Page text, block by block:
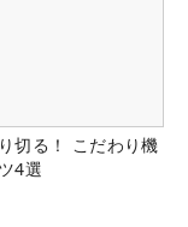
切る！ こだわり機
4選